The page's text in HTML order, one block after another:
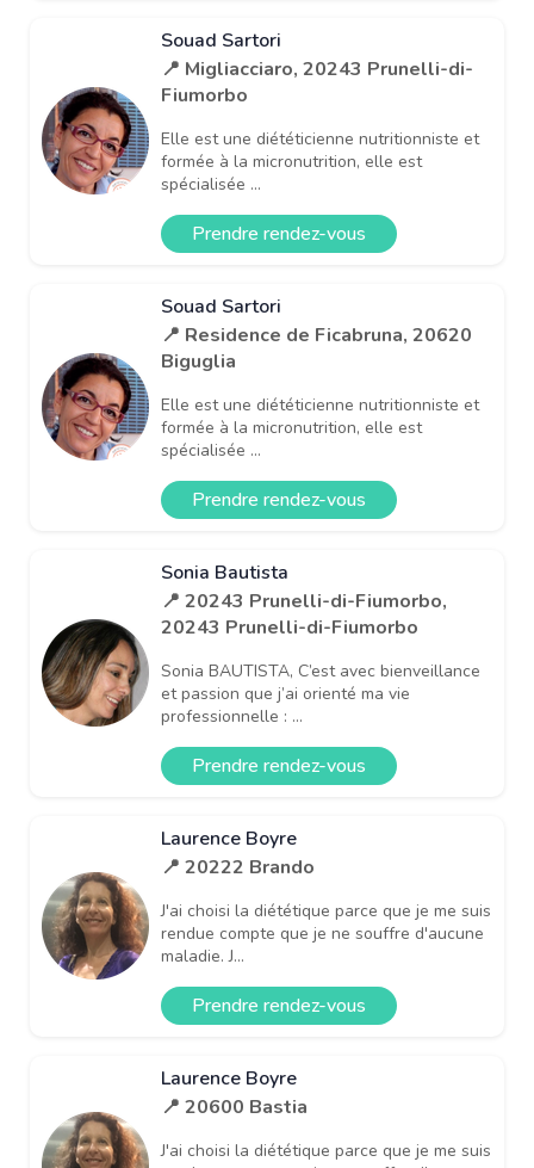
Souad Sartori
📍 Migliacciaro, 20243 Prunelli-di-
Fiumorbo
Elle est une diététicienne nutritionniste et
formée à la micronutrition, elle est
spécialisée ...
Prendre rendez-vous
Souad Sartori
📍 Residence de Ficabruna, 20620
Biguglia
Elle est une diététicienne nutritionniste et
formée à la micronutrition, elle est
spécialisée ...
Prendre rendez-vous
Sonia Bautista
📍 20243 Prunelli-di-Fiumorbo,
20243 Prunelli-di-Fiumorbo
Sonia BAUTISTA, C’est avec bienveillance
et passion que j’ai orienté ma vie
professionnelle : ...
Prendre rendez-vous
Laurence Boyre
📍 20222 Brando
J'ai choisi la diététique parce que je me suis
rendue compte que je ne souffre d'aucune
maladie. J...
Prendre rendez-vous
Laurence Boyre
📍 20600 Bastia
J'ai choisi la diététique parce que je me suis